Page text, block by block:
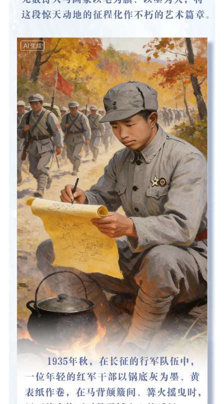
文化产业
统计分析
数字出版
审读服务
新闻发布工作备
案管理系统
电影
服务
理论宣讲
共建共享平台
政工继续教育学
习平台
责任编辑注册
业务申报系统